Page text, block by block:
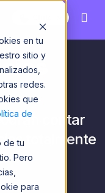
en tu
sitio y
redes.
que
de
de tu
Pero
para
contar
totalmente